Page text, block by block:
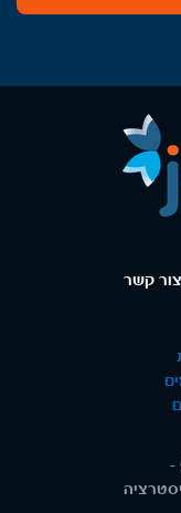
Office -